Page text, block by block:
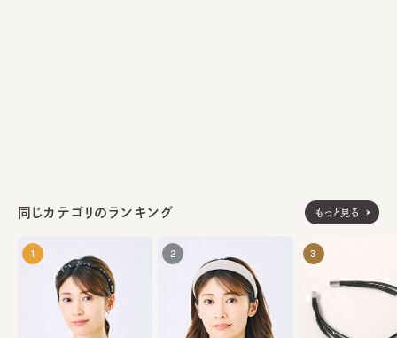
同じカテゴリのランキング もっと見る
1 2 3